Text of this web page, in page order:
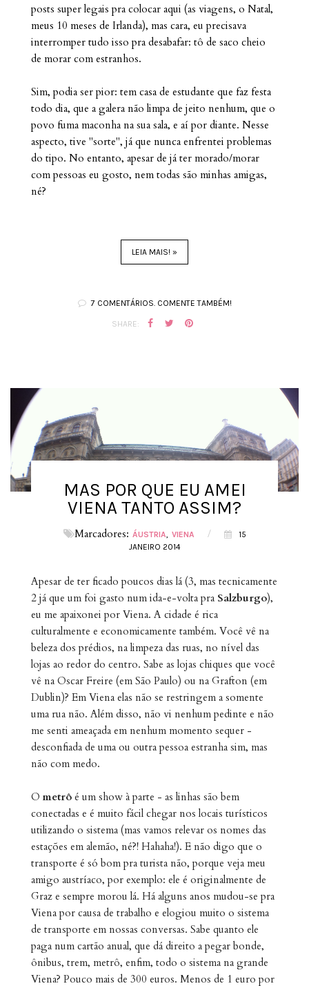
posts super legais pra colocar aqui (as viagens, o Natal,
meus 10 meses de Irlanda), mas cara, eu precisava
interromper tudo isso pra desabafar: tô de saco cheio
de morar com estranhos.
Sim, podia ser pior: tem casa de estudante que faz festa
todo dia, que a galera não limpa de jeito nenhum, que o
povo fuma maconha na sua sala, e aí por diante. Nesse
aspecto, tive "sorte", já que nunca enfrentei problemas
do tipo. No entanto, apesar de já ter morado/morar
com pessoas eu gosto, nem todas são minhas amigas,
né?
LEIA MAIS! »
7 COMENTÁRIOS. COMENTE TAMBÉM!
SHARE:
MAS POR QUE EU AMEI
VIENA TANTO ASSIM?
Marcadores: ÁUSTRIA VIENA /
15
JANEIRO 2014
Apesar de ter ficado poucos dias lá (3, mas tecnicamente
2 já que um foi gasto num ida-e-volta pra Salzburgo),
eu me apaixonei por Viena. A cidade é rica
culturalmente e economicamente também. Você vê na
beleza dos prédios, na limpeza das ruas, no nível das
lojas ao redor do centro. Sabe as lojas chiques que você
vê na Oscar Freire (em São Paulo) ou na Grafton (em
Dublin)? Em Viena elas não se restringem a somente
uma rua não. Além disso, não vi nenhum pedinte e não
me senti ameaçada em nenhum momento sequer -
desconfiada de uma ou outra pessoa estranha sim, mas
não com medo.
O metrô é um show à parte - as linhas são bem
conectadas e é muito fácil chegar nos locais turísticos
utilizando o sistema (mas vamos relevar os nomes das
estações em alemão, né?! Hahaha!). E não digo que o
transporte é só bom pra turista não, porque veja meu
amigo austríaco, por exemplo: ele é originalmente de
Graz e sempre morou lá. Há alguns anos mudou-se pra
Viena por causa de trabalho e elogiou muito o sistema
de transporte em nossas conversas. Sabe quanto ele
paga num cartão anual, que dá direito a pegar bonde,
ônibus, trem, metrô, enfim, todo o sistema na grande
Viena? Pouco mais de 300 euros. Menos de 1 euro por